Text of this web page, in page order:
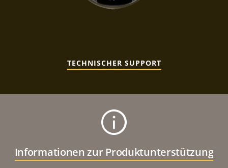
TECHNISCHER SUPPORT
Informationen zur Produktunterstützung